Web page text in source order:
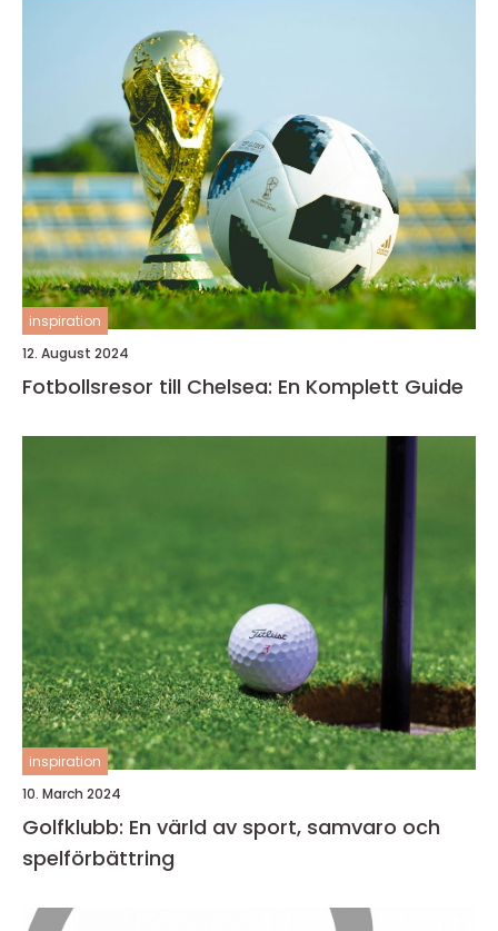
inspiration
12. August 2024
Fotbollsresor till Chelsea: En Komplett Guide
inspiration
10. March 2024
Golfklubb: En värld av sport, samvaro och
spelförbättring